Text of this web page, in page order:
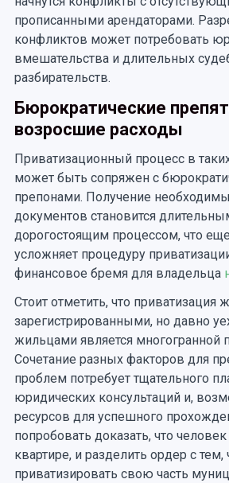
прописанными арендаторами.
конфликтов может потребовать
вмешательства и длительных
разбирательств.
Бюрократические
возросшие расходы
Приватизационный процесс в
может быть сопряжен с
препонами. Получение
документов становится
дорогостоящим процессом, что
усложняет процедуру
финансовое бремя для владельца
Стоит отметить, что приватизация
зарегистрированными, но давно
жильцами является многогранной
Сочетание разных факторов для
проблем потребует тщательного
юридических консультаций и,
ресурсов для успешного
попробовать доказать, что
квартире, и разделить ордер с тем,
приватизировать свою часть